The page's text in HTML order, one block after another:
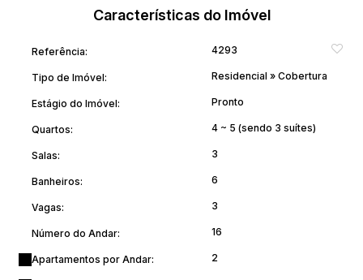
Características do Imóvel
Referência: 4293
Tipo de Imóvel: Residencial » Cobertura
Estágio do Imóvel: Pronto
Quartos: 4 ~ 5 (sendo 3 suítes)
Salas: 3
Banheiros: 6
Vagas: 3
Número do Andar: 16
Apartamentos por Andar: 2